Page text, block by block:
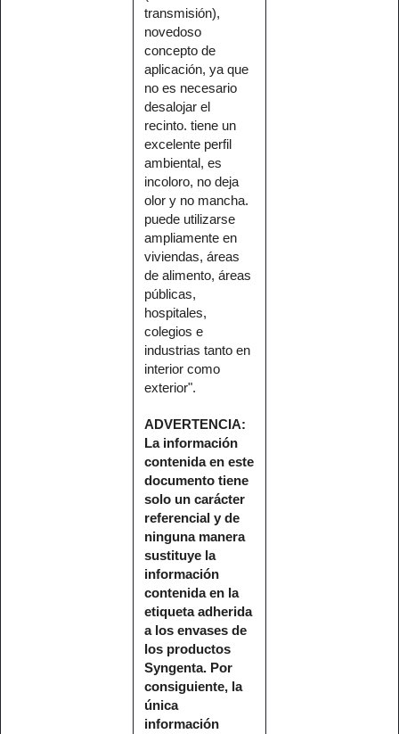
transmisión),
novedoso
concepto de
aplicación, ya que
no es necesario
desalojar el
recinto. tiene un
excelente perfil
ambiental, es
incoloro, no deja
olor y no mancha.
puede utilizarse
ampliamente en
viviendas, áreas
de alimento, áreas
públicas,
hospitales,
colegios e
industrias tanto en
interior como
exterior".
ADVERTENCIA:
La información
contenida en este
documento tiene
solo un carácter
referencial y de
ninguna manera
sustituye la
información
contenida en la
etiqueta adherida
a los envases de
los productos
Syngenta. Por
consiguiente, la
única
información